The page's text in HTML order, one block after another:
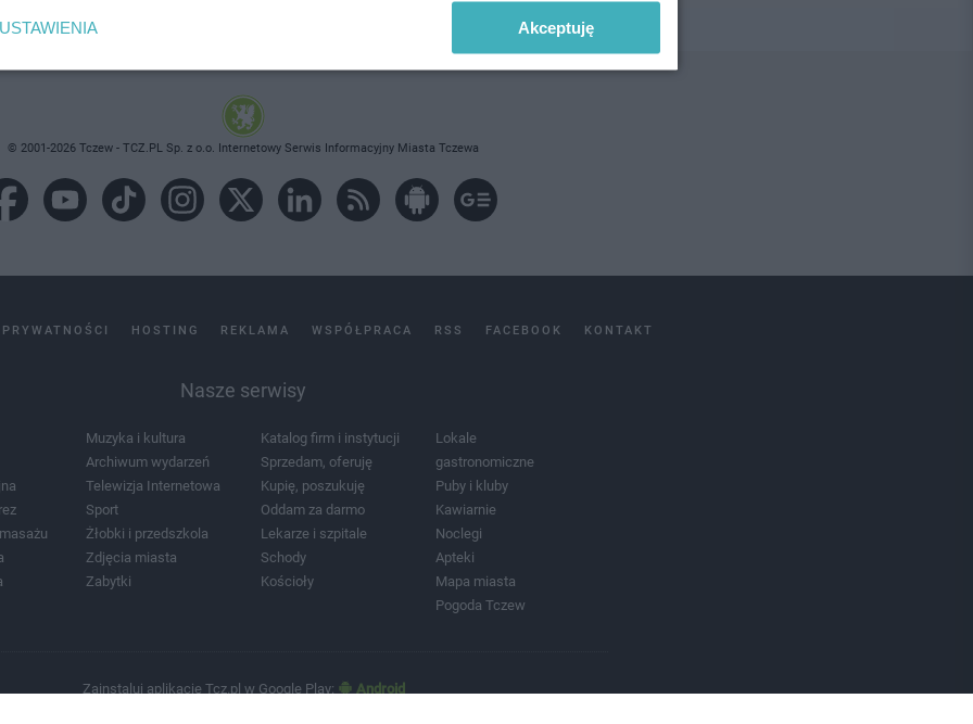
© 2001-2026 Tczew - TCZ.PL Sp. z o.o. Internetowy Serwis Informacyjny Miasta Tczewa
HOSTING REKLAMA WSPÓŁPRACA RSS FACEBOOK KONTAKT
Nasze serwisy
Muzyka i kultura
Archiwum wydarzeń
Telewizja Internetowa
Sport
Żłobki i przedszkola
Zdjęcia miasta
Zabytki
Katalog firm i instytucji
Sprzedam, oferuję
Kupię, poszukuję
Oddam za darmo
Lekarze i szpitale
Schody
Kościoły
Lokale
gastronomiczne
Puby i kluby
Kawiarnie
Noclegi
Apteki
Mapa miasta
Pogoda Tczew
Zainstaluj aplikację Tcz.pl w Google Play: Android
USTAWIENIA Akceptuję